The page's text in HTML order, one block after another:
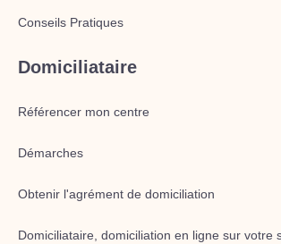
Conseils Pratiques
Domiciliataire
Référencer mon centre
Démarches
Obtenir l'agrément de domiciliation
Domiciliataire, domiciliation en ligne sur votre